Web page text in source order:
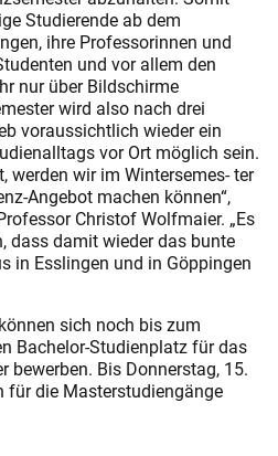
Studierende ab dem
ihre Professorinnen und
und vor allem den
nur über Bildschirme
wird also nach drei
voraussichtlich wieder ein
vor Ort möglich sein.
werden wir im Wintersemes- ter
Angebot machen können“,
Christof Wolfmaier. „Es
dass damit wieder das bunte
in Esslingen und in Göppingen
sich noch bis zum
Bachelor-Studienplatz für das
bewerben. Bis Donnerstag, 15.
für die Masterstudiengänge